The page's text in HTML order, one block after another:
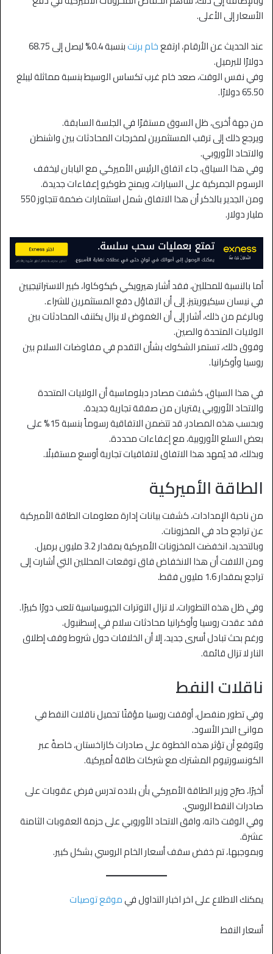
الأسعار إلى الأعلى.
عند الحديث عن الأرقام، ارتفعخام برنت
بنسبة 0.4% ليصل إلى 68.75
دولارًا للبرميل.
وفي نفس الوقت، صعد خام غرب تكساس الوسيط بنسبة مماثلة ليبلغ
65.50 دولارًا.
من جهة أخرى، ظل السوق مستقرًا في الجلسة السابقة.
ويرجع ذلك إلى ترقب المستثمرين لمخرجات المحادثات بين واشنطن
والاتحاد الأوروبي.
وفي هذا السياق، جاء اتفاق الرئيس الأميركي مع اليابان ليخفف
الرسوم الجمركية على السيارات، ويمنح طوكيو إعفاءات جديدة.
ومن الجدير بالذكر أن هذا الاتفاق شمل استثمارات ضخمة تتجاوز 550
مليار دولار.
أما بالنسبة للمحللين، فقد أشار هيرويكي كيكوكاوا، كبير الاستراتيجيين
في نيسان سيكيوريتيز، إلى أن التفاؤل دفع المستثمرين للشراء.
وبالرغم من ذلك، أشار إلى أن الغموض لا يزال يكتنف المحادثات بين
الولايات المتحدة والصين.
وفوق ذلك، تستمر الشكوك بشأن التقدم في مفاوضات السلام بين
روسيا وأوكرانيا.
في هذا السياق، كشفت مصادر دبلوماسية أن الولايات المتحدة
والاتحاد الأوروبي يقتربان من صفقة تجارية جديدة.
وبحسب هذه المصادر، قد تتضمن الاتفاقية رسوماً بنسبة 15% على
بعض السلع الأوروبية، مع إعفاءات محددة.
وبذلك، قد يُمهد هذا الاتفاق لاتفاقيات تجارية أوسع مستقبلًا.
الطاقة الأميركية
من ناحية الإمدادات، كشفت بيانات إدارة معلومات الطاقة الأميركية
عن تراجع حاد في المخزونات.
وبالتحديد، انخفضت المخزونات الأميركية بمقدار 3.2 مليون برميل.
ومن اللافت أن هذا الانخفاض فاق توقعات المحللين التي أشارت إلى
تراجع بمقدار 1.6 مليون فقط.
وفي ظل هذه التطورات، لا تزال التوترات الجيوسياسية تلعب دورًا كبيرًا.
فقد عقدت روسيا وأوكرانيا محادثات سلام في إسطنبول.
ورغم بحث تبادل أسرى جديد، إلا أن الخلافات حول شروط وقف إطلاق
النار لا تزال قائمة.
ناقلات النفط
وفي تطور منفصل، أوقفت روسيا مؤقتًا تحميل ناقلات النفط في
موانئ البحر الأسود.
ويُتوقع أن تؤثر هذه الخطوة على صادرات كازاخستان، خاصةً عبر
الكونسورتيوم المشترك مع شركات طاقة أميركية.
أخيرًا، صرّح وزير الطاقة الأميركي بأن بلاده تدرس فرض عقوبات على
صادرات النفط الروسي.
وفي الوقت ذاته، وافق الاتحاد الأوروبي على حزمة العقوبات الثامنة
عشرة.
وبموجبها، تم خفض سقف أسعار الخام الروسي بشكل كبير.
يمكنك الاطلاع على اخر اخبار التداول فيموقع توصيات
أسعار النفط